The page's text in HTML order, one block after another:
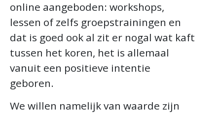
online aangeboden: workshops,
lessen of zelfs groepstrainingen en
dat is goed ook al zit er nogal wat kaft
tussen het koren, het is allemaal
vanuit een positieve intentie
geboren.
We willen namelijk van waarde zijn